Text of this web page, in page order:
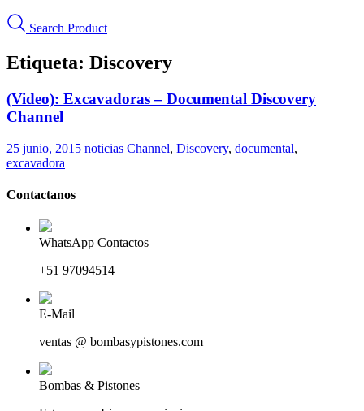
Search Product
Etiqueta: Discovery
(Video): Excavadoras – Documental Discovery
Channel
25 junio, 2015 noticias Channel, Discovery, documental,
excavadora
Contactanos
WhatsApp Contactos
+51 97094514
E-Mail
ventas @ bombasypistones.com
Bombas & Pistones